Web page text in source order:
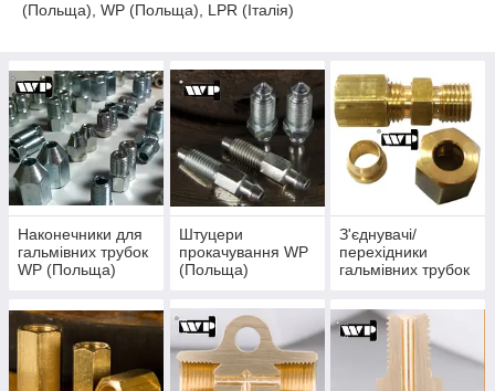
(Польща), WP (Польща), LPR (Італія)
Наконечники для
гальмівних трубок
WP (Польща)
Штуцери
прокачування WP
(Польща)
З'єднувачі/
перехідники
гальмівних трубок